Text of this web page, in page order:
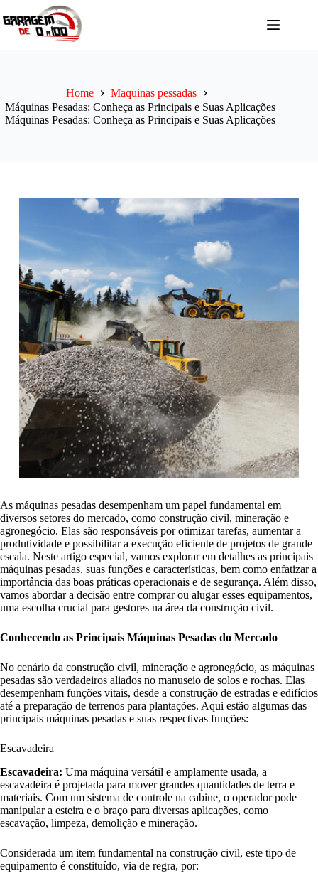
para
Home
Maquinas pessadas
Máquinas Pesadas: Conheça as Principais e Suas Aplicações
Máquinas Pesadas: Conheça as Principais e Suas Aplicações
As máquinas pesadas desempenham um papel fundamental em
diversos setores do mercado, como construção civil, mineração e
agronegócio. Elas são responsáveis por otimizar tarefas, aumentar a
produtividade e possibilitar a execução eficiente de projetos de grande
escala. Neste artigo especial, vamos explorar em detalhes as principais
máquinas pesadas, suas funções e características, bem como enfatizar a
importância das boas práticas operacionais e de segurança. Além disso,
vamos abordar a decisão entre comprar ou alugar esses equipamentos,
uma escolha crucial para gestores na área da construção civil.
Conhecendo as Principais Máquinas Pesadas do Mercado
No cenário da construção civil, mineração e agronegócio, as máquinas
pesadas são verdadeiros aliados no manuseio de solos e rochas. Elas
desempenham funções vitais, desde a construção de estradas e edifícios
até a preparação de terrenos para plantações. Aqui estão algumas das
principais máquinas pesadas e suas respectivas funções:
Escavadeira
Escavadeira: Uma máquina versátil e amplamente usada, a
escavadeira é projetada para mover grandes quantidades de terra e
materiais. Com um sistema de controle na cabine, o operador pode
manipular a esteira e o braço para diversas aplicações, como
escavação, limpeza, demolição e mineração.
Considerada um item fundamental na construção civil, este tipo de
equipamento é constituído, via de regra, por: